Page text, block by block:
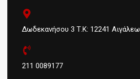
Δωδεκανήσου 3 Τ.Κ: 12241 Αιγάλεω
211 0089177